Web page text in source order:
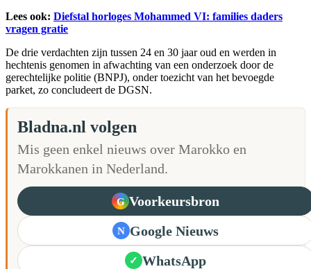
Lees ook: Diefstal horloges Mohammed VI: families daders
vragen gratie
De drie verdachten zijn tussen 24 en 30 jaar oud en werden in
hechtenis genomen in afwachting van een onderzoek door de
gerechtelijke politie (BNPJ), onder toezicht van het bevoegde
parket, zo concludeert de DGSN.
Bladna.nl volgen
Mis geen enkel nieuws over Marokko en
Marokkanen in Nederland.
G Voorkeursbron
N Google Nieuws
✓ WhatsApp